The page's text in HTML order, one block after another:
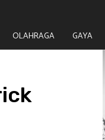
OLAHRAGA GAYA